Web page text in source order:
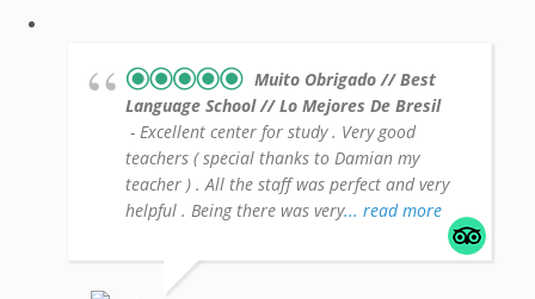
Muito Obrigado // Best
Language School // Lo Mejores De Bresil
- Excellent center for study . Very good
teachers ( special thanks to Damian my
teacher ) . All the staff was perfect and very
helpful . Being there was very... read more